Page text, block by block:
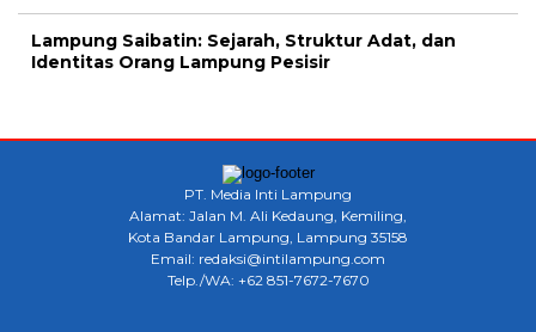
Lampung Saibatin: Sejarah, Struktur Adat, dan
Identitas Orang Lampung Pesisir
PT. Media Inti Lampung
Alamat: Jalan M. Ali Kedaung, Kemiling,
Kota Bandar Lampung, Lampung 35158
Email: redaksi@intilampung.com
Telp./WA: +62 851-7672-7670